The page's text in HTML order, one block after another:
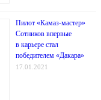
Пилот «Камаз-мастер»
Сотников впервые
в карьере стал
победителем «Дакара»
17.01.2021